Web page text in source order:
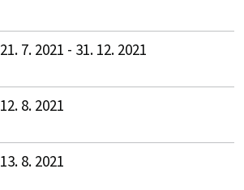
21. 7. 2021 - 31. 12. 2021
12. 8. 2021
13. 8. 2021